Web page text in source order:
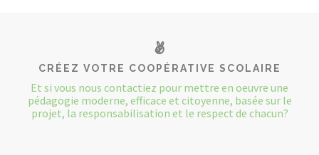
CRÉEZ VOTRE COOPÉRATIVE SCOLAIRE
Et si vous nous contactiez pour mettre en oeuvre une
pédagogie moderne, efficace et citoyenne, basée sur le
projet, la responsabilisation et le respect de chacun?